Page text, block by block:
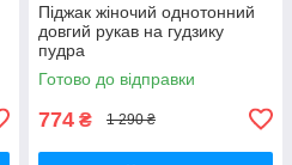
Піджак жіночий однотонний
довгий рукав на гудзику
пудра
Готово до відправки
774 ₴ 1 290 ₴